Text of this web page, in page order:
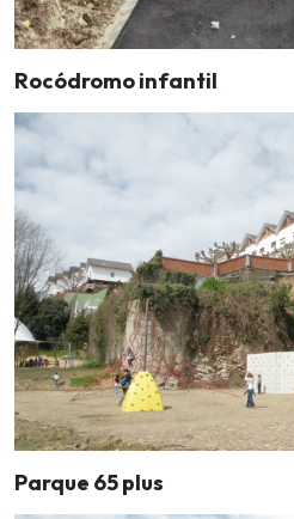
Rocódromo infantil
Parque 65 plus